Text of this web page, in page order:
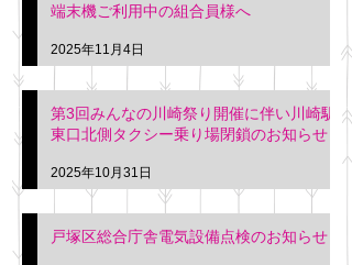
端末機ご利用中の組合員様へ
2025年11月4日
第3回みんなの川崎祭り開催に伴い川崎駅
東口北側タクシー乗り場閉鎖のお知らせ
2025年10月31日
戸塚区総合庁舎電気設備点検のお知らせ